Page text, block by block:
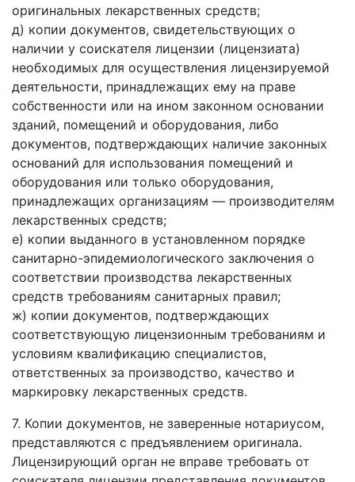
оригинальных лекарственных средств;
д) копии документов, свидетельствующих о
наличии у соискателя лицензии (лицензиата)
необходимых для осуществления лицензируемой
деятельности, принадлежащих ему на праве
собственности или на ином законном основании
зданий, помещений и оборудования, либо
документов, подтверждающих наличие законных
оснований для использования помещений и
оборудования или только оборудования,
принадлежащих организациям — производителям
лекарственных средств;
е) копии выданного в установленном порядке
санитарно-эпидемиологического заключения о
соответствии производства лекарственных
средств требованиям санитарных правил;
ж) копии документов, подтверждающих
соответствующую лицензионным требованиям и
условиям квалификацию специалистов,
ответственных за производство, качество и
маркировку лекарственных средств.
7. Копии документов, не заверенные нотариусом,
представляются с предъявлением оригинала.
Лицензирующий орган не вправе требовать от